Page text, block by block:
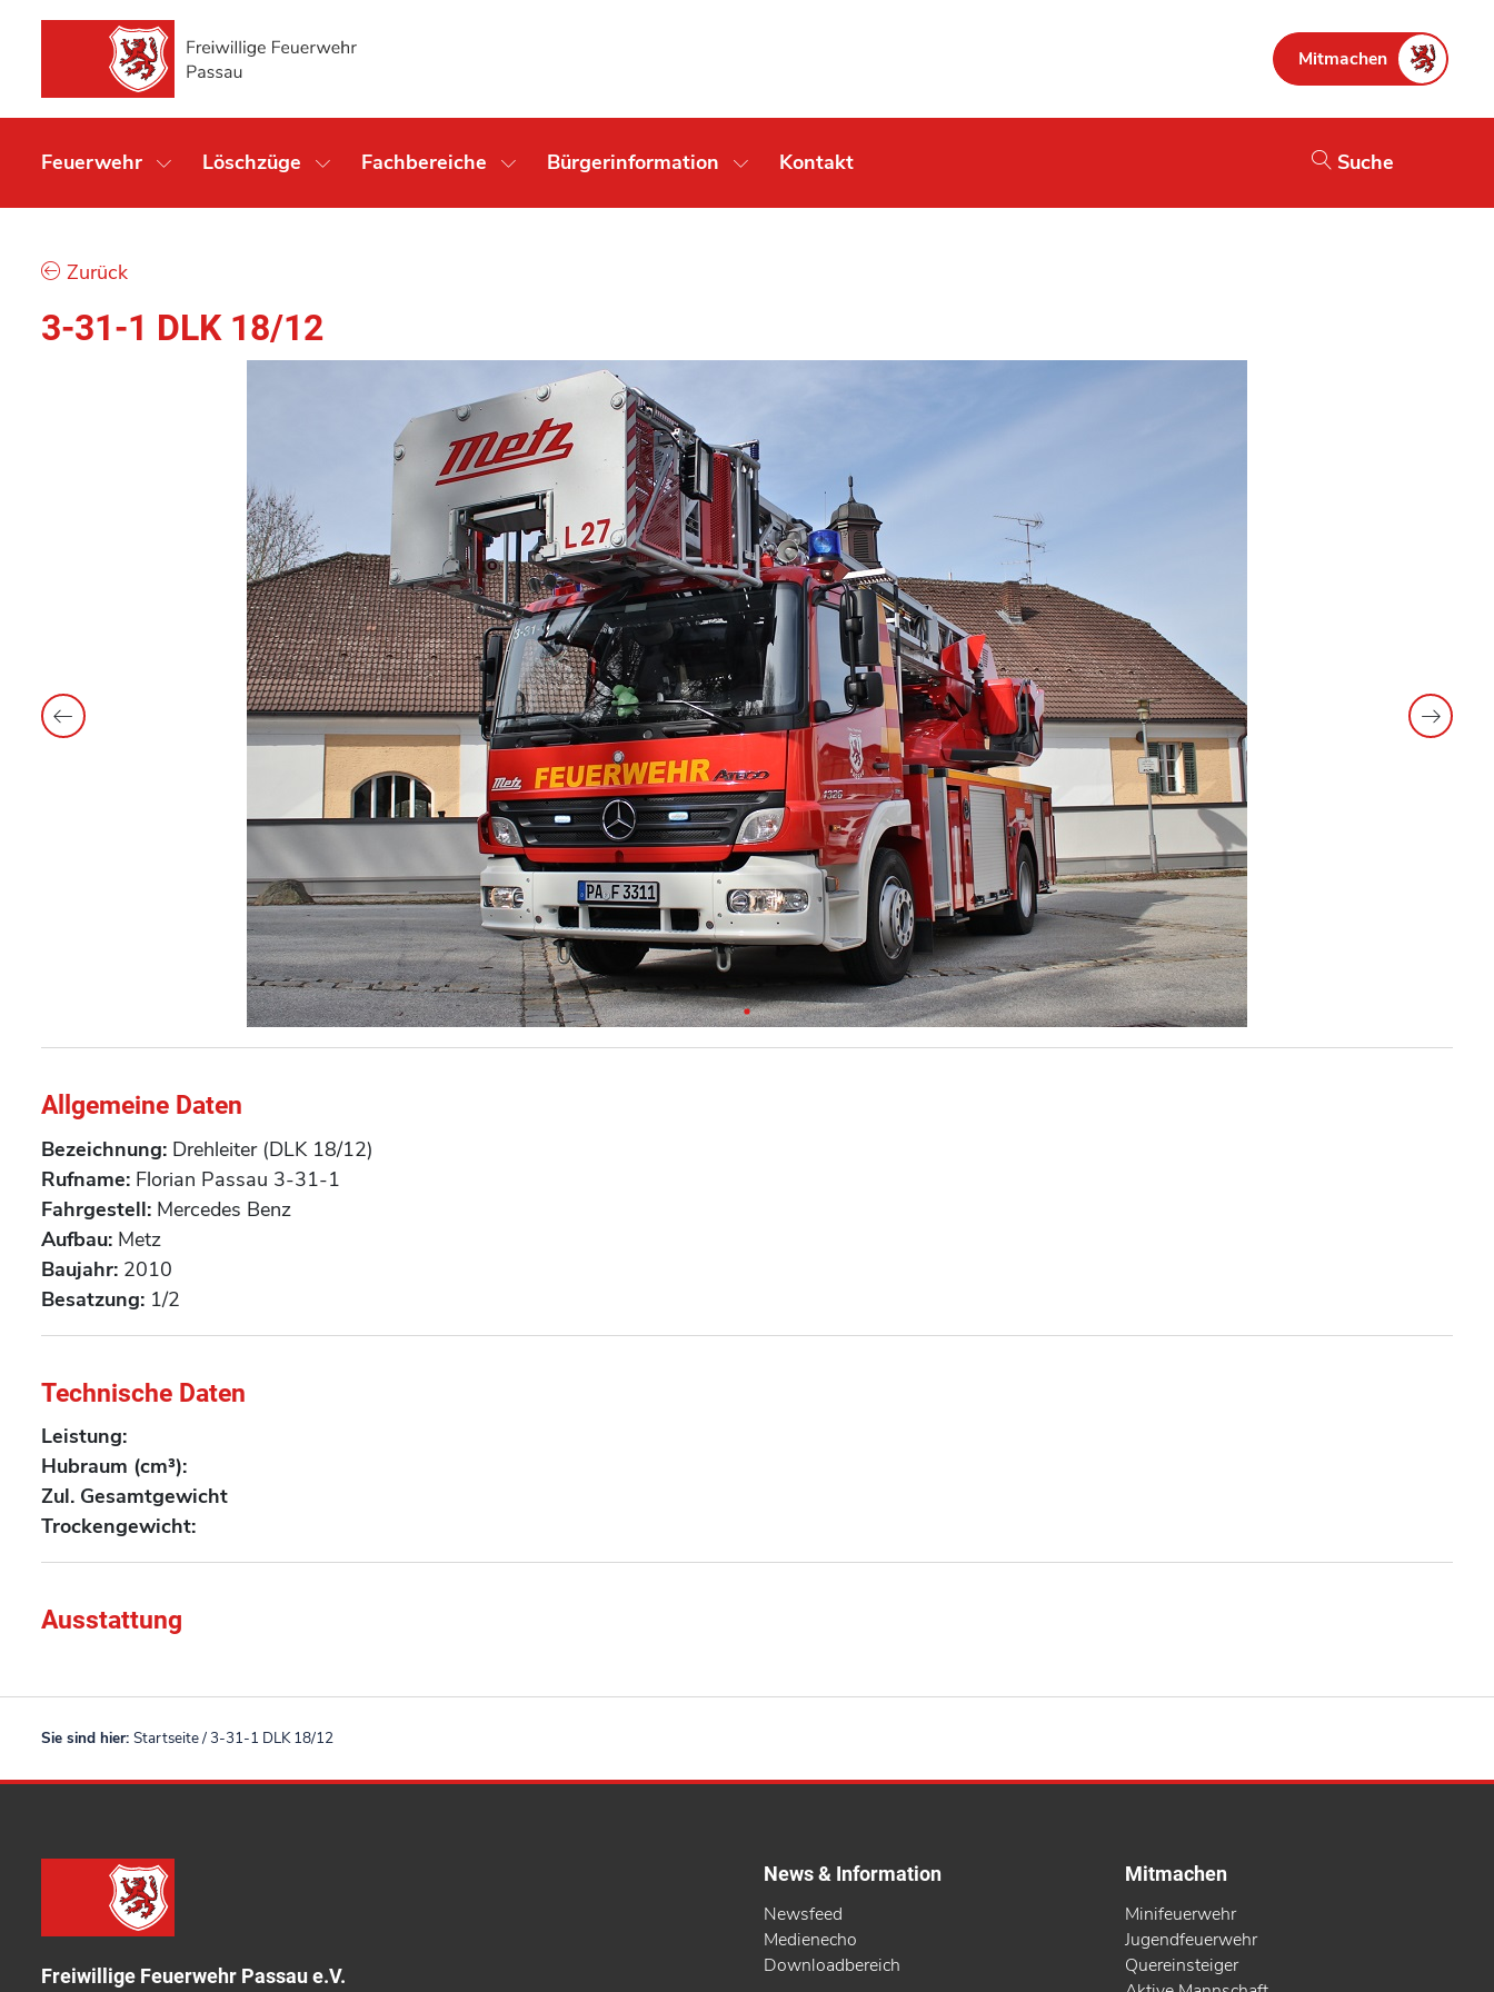
Mitmachen
Feuerwehr Löschzüge Fachbereiche Bürgerinformation Kontakt Suche
Zurück
3-31-1 DLK 18/12
Allgemeine Daten
Bezeichnung: Drehleiter (DLK 18/12)
Rufname: Florian Passau 3-31-1
Fahrgestell: Mercedes Benz
Aufbau: Metz
Baujahr: 2010
Besatzung: 1/2
Technische Daten
Leistung:
Hubraum (cm³):
Zul. Gesamtgewicht
Trockengewicht:
Ausstattung
Sie sind hier: Startseite/ 3-31-1 DLK 18/12
Freiwillige Feuerwehr Passau e.V.
News & Information
Newsfeed
Medienecho
Downloadbereich
Mitmachen
Minifeuerwehr
Jugendfeuerwehr
Quereinsteiger